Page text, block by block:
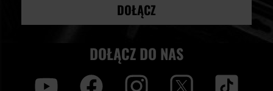
DOŁĄCZ
DOŁĄCZ DO NAS